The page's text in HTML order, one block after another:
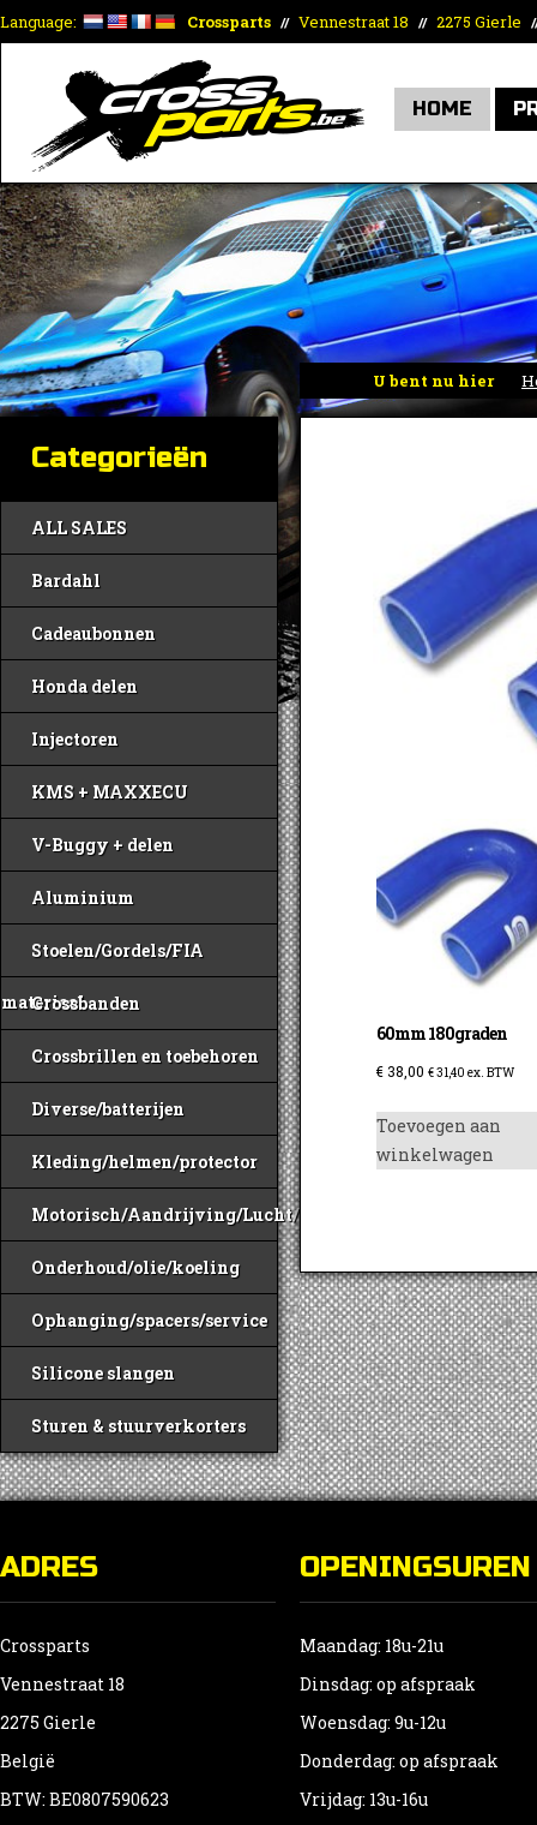
Language: Crossparts // Vennestraat 18 // 2275 Gierle
HOME
U bent nu hier
Categorieën
ALL SALES
Bardahl
Cadeaubonnen
Honda delen
Injectoren
KMS + MAXXECU
V-Buggy + delen
Aluminium
Stoelen/Gordels/FIA
materiaal
Crossbanden
Crossbrillen en toebehoren
Diverse/batterijen
Kleding/helmen/protector
Motorisch/Aandrijving/Lucht/Benzine
Onderhoud/olie/koeling
Ophanging/spacers/service
Silicone slangen
Sturen & stuurverkorters
60mm 180graden
€ 38,00 €31,40 ex. BTW
Toevoegen aan
winkelwagen
ADRES
Crossparts
Vennestraat 18
2275 Gierle
België
BTW: BE0807590623
OPENINGSUREN
Maandag: 18u-21u
Dinsdag: op afspraak
Woensdag: 9u-12u
Donderdag: op afspraak
Vrijdag: 13u-16u